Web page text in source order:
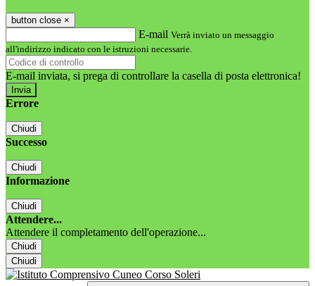
button close ×
E-mail Verrà inviato un messaggio
all'indirizzo indicato con le istruzioni necessarie.
E-mail inviata, si prega di controllare la casella di posta elettronica!
Errore
Chiudi
Successo
Chiudi
Informazione
Chiudi
Attendere...
Attendere il completamento dell'operazione...
Chiudi
Chiudi